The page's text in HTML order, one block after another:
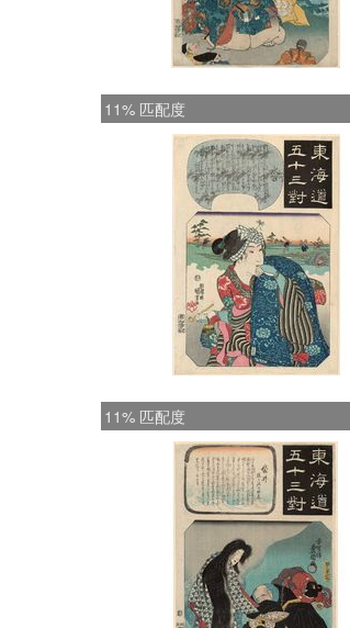
11% 匹配度
11% 匹配度